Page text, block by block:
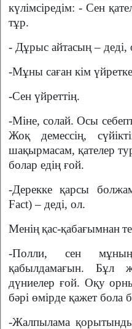
күлімсіредім: - Сен
тұр.
- Дұрыс айтасың – деді,
-Мұны саған кім
-Сен үйреттің.
-Міне, солай. Осы
Жоқ демессің,
шақырмасам, қателер
болар едің ғой.
-Дерекке қарсы
Fact) – деді, ол.
Меніңқас-қабағымнан
-Полли, сен
қабылдамағын. Бұл
дүниелер ғой. Оқу
бәрі өмірде қажет бола
-Жалпылама